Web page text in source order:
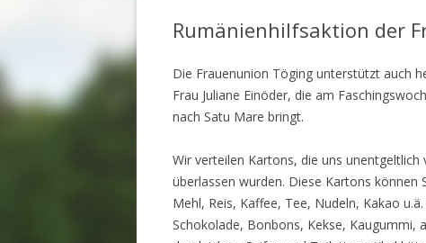
Rumänienhilfsaktion der
Die Frauenunion Töging unterstützt auch
Frau Juliane Einöder, die am
nach Satu Mare bringt.
Wir verteilen Kartons, die uns
überlassen wurden. Diese Kartons können
Mehl, Reis, Kaffee, Tee, Nudeln, Kakao
Schokolade, Bonbons, Kekse,